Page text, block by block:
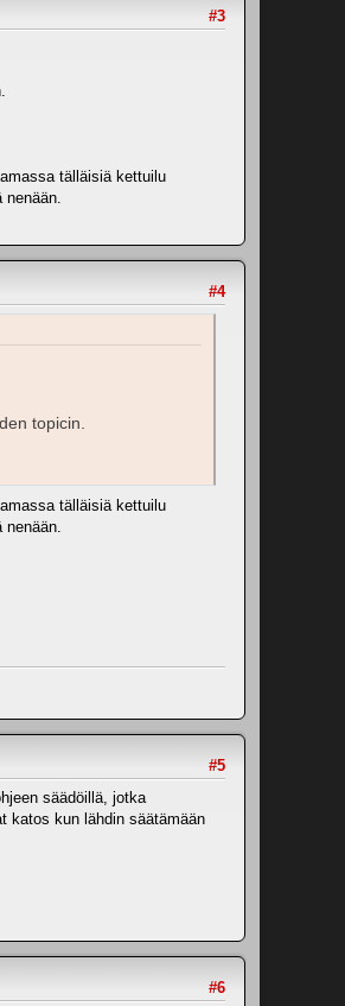
#3
tälläisiä kettuilu
nenään.
#4
topicin.
tälläisiä kettuilu
nenään.
#5
säädöillä, jotka
katos kun lähdin säätämään
#6